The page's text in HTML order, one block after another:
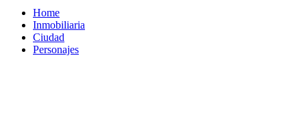
Home
Inmobiliaria
Ciudad
Personajes